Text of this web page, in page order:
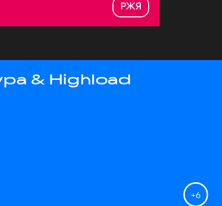
РЖЯ
& Highload
+6